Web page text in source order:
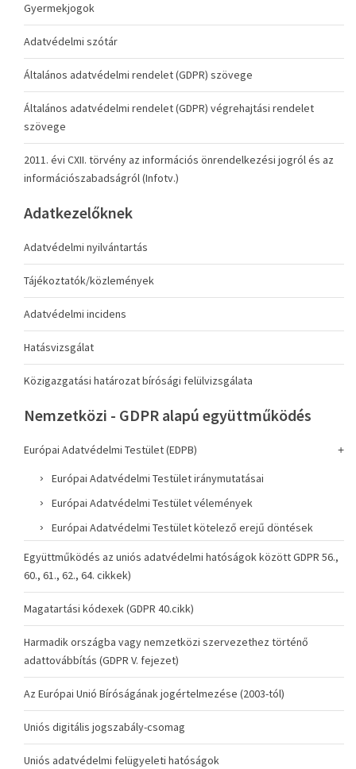
Gyermekjogok
Adatvédelmi szótár
Általános adatvédelmi rendelet (GDPR) szövege
Általános adatvédelmi rendelet (GDPR) végrehajtási rendelet
szövege
2011. évi CXII. törvény az információs önrendelkezési jogról és az
információszabadságról (Infotv.)
Adatkezelőknek
Adatvédelmi nyilvántartás
Tájékoztatók/közlemények
Adatvédelmi incidens
Hatásvizsgálat
Közigazgatási határozat bírósági felülvizsgálata
Nemzetközi - GDPR alapú együttműködés
Európai Adatvédelmi Testület (EDPB)
Európai Adatvédelmi Testület iránymutatásai
Európai Adatvédelmi Testület vélemények
Európai Adatvédelmi Testület kötelező erejű döntések
Együttműködés az uniós adatvédelmi hatóságok között GDPR 56.,
60., 61., 62., 64. cikkek)
Magatartási kódexek (GDPR 40.cikk)
Harmadik országba vagy nemzetközi szervezethez történő
adattovábbítás (GDPR V. fejezet)
Az Európai Unió Bíróságának jogértelmezése (2003-tól)
Uniós digitális jogszabály-csomag
Uniós adatvédelmi felügyeleti hatóságok